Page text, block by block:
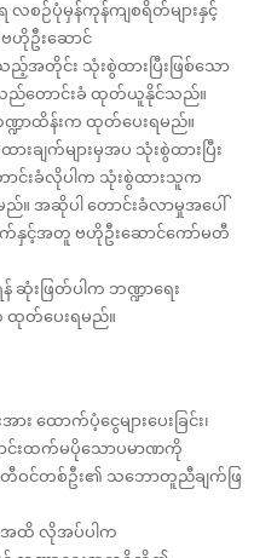
ဉ်ပုံမှန်ကုန်ကျစရိတ်များနှင့်
ဟိုဦးဆောင်
အတိုင်း သုံးစွဲထားပြီးဖြစ်သော
လည်တောင်းခံ ထုတ်ယူနိုင်သည်။
ဍာထိန်းက ထုတ်ပေးရမည်။
ချက်များမှအပ သုံးစွဲထားပြီး
ာင်းခံလိုပါက သုံးစွဲထားသူက
။ အဆိုပါ တောင်းခံလာမှုအပေါ်
က်နှင့်အတူ ဗဟိုဦးဆောင်ကော်မတီ
ဆုံးဖြတ်ပါက ဘဏ္ဍာရေး
ထုတ်ပေးရမည်။
း ထောက်ပံ့ငွေများပေးခြင်း၊
ာင်းထက်မပိုသောပမာဏကို
တီဝင်တစ်ဦး၏ သဘောတူညီချက်ဖြ
အထိ လိုအပ်ပါက